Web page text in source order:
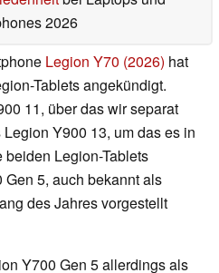
2026
Legion Y70 (2026) hat
Tablets angekündigt.
11, über das wir separat
Y900 13, um das es in
Legion-Tablets
5, auch bekannt als
des Jahres vorgestellt
Y700 Gen 5 allerdings als